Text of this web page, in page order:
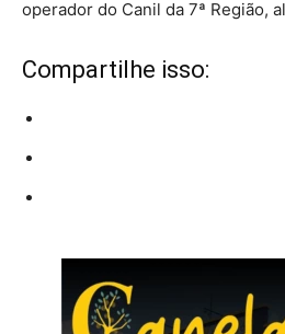
operador do Canil da 7ª Região,
Compartilhe isso: